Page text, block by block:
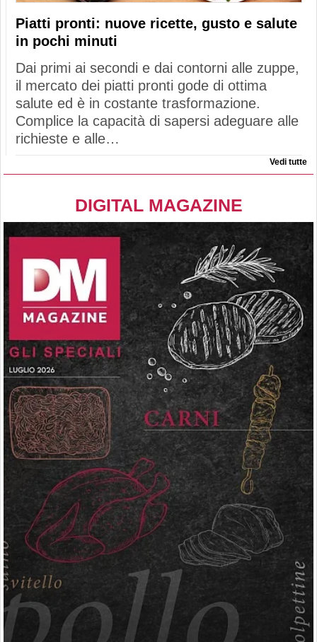
Piatti pronti: nuove ricette, gusto e salute
in pochi minuti
Dai primi ai secondi e dai contorni alle zuppe,
il mercato dei piatti pronti gode di ottima
salute ed è in costante trasformazione.
Complice la capacità di sapersi adeguare alle
richieste e alle…
Vedi tutte
DIGITAL MAGAZINE